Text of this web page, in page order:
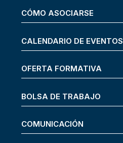
CÓMO ASOCIARSE
CALENDARIO DE EVENTOS
OFERTA FORMATIVA
BOLSA DE TRABAJO
COMUNICACIÓN